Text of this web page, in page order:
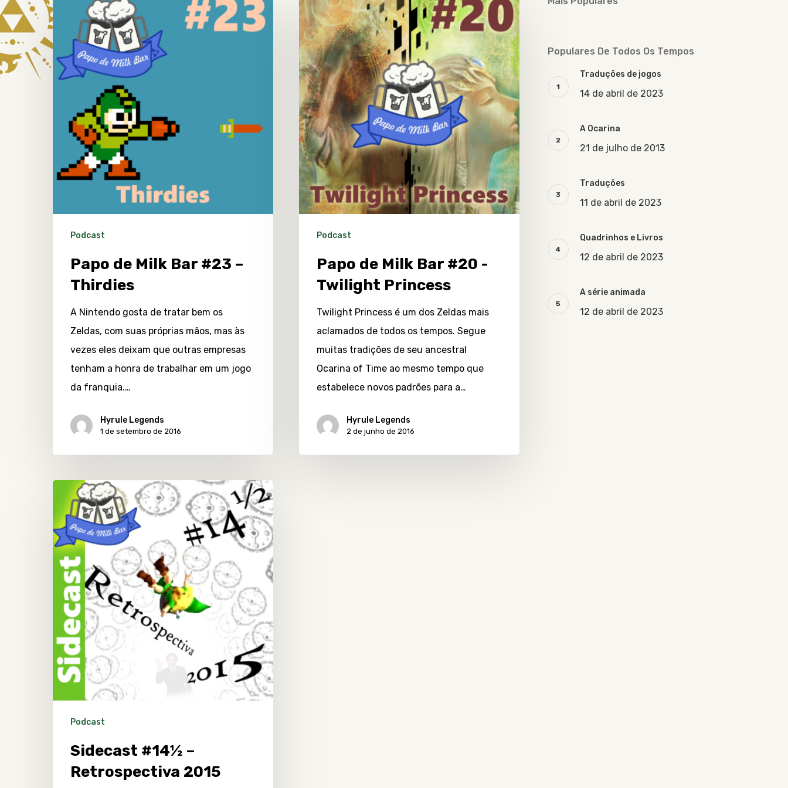
Hit enter to search or ESC to close
Podcast
Papo de Milk Bar #23 –
Thirdies
A Nintendo gosta de tratar bem os
Zeldas, com suas próprias mãos, mas às
vezes eles deixam que outras empresas
tenham a honra de trabalhar em um jogo
da franquia.…
Hyrule Legends
1 de setembro de 2016
Podcast
Papo de Milk Bar #20 -
Twilight Princess
Twilight Princess é um dos Zeldas mais
aclamados de todos os tempos. Segue
muitas tradições de seu ancestral
Ocarina of Time ao mesmo tempo que
estabelece novos padrões para a…
Hyrule Legends
2 de junho de 2016
Podcast
Sidecast #14½ –
Retrospectiva 2015
Populares De Todos Os Tempos
Traduções de jogos
14 de abril de 2023
A Ocarina
21 de julho de 2013
Traduções
11 de abril de 2023
Quadrinhos e Livros
12 de abril de 2023
A série animada
12 de abril de 2023